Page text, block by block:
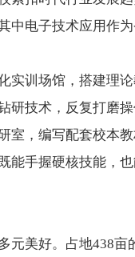
电子技术应用作
训场馆，搭建理
技术，反复打磨
，编写配套校本
手握硬核技能，
美好。占地438